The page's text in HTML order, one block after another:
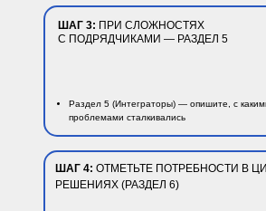
ШАГ 4: ОТМЕТЬТЕ ПОТРЕБНОСТИ В
РЕШЕНИЯХ (РАЗДЕЛ 6)
ШАГ 3: ПРИ СЛОЖНОСТЯХ
С ПОДРЯДЧИКАМИ — РАЗДЕЛ 5
Раздел 5 (Интеграторы) — опишите, с
проблемами сталкивались